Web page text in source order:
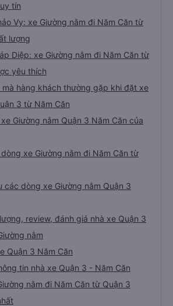
tín
Vy: xe Giường nằm đi Năm Căn từ
lượng
Diệp: xe Giường nằm đi Năm Căn từ
yêu thích
hàng khách thường gặp khi đặt xe
3 từ Năm Căn
Giường nằm Quận 3 Năm Căn của
xe Giường nằm đi Năm Căn từ
các dòng xe Giường nằm Quận 3
review, đánh giá nhà xe Quận 3
nằm
Quận 3 Năm Căn
tin nhà xe Quận 3 - Năm Căn
nằm đi Năm Căn từ Quận 3